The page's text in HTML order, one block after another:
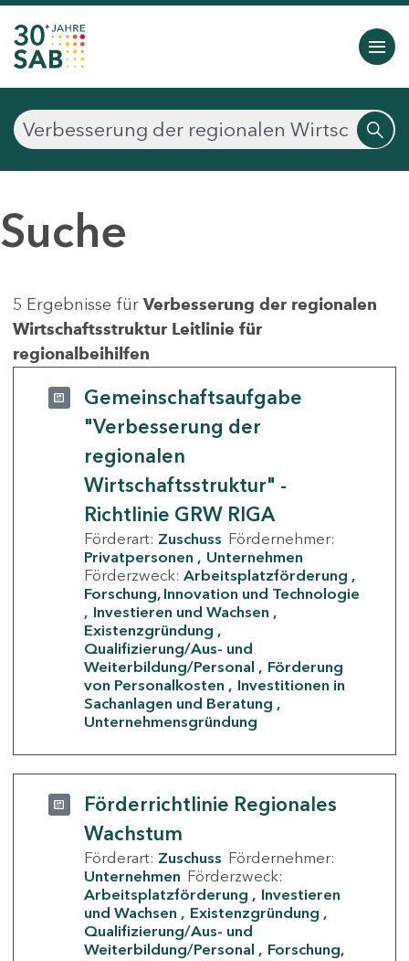
Suche
5 Ergebnisse für Verbesserung der regionalen
Wirtschaftsstruktur Leitlinie für
regionalbeihilfen
Gemeinschaftsaufgabe
"Verbesserung der
regionalen
Wirtschaftsstruktur" -
Richtlinie GRW RIGA
Förderart: Zuschuss Fördernehmer:
Privatpersonen
Unternehmen
Förderzweck: Arbeitsplatzförderung
Forschung, Innovation und Technologie
Investieren und Wachsen
Existenzgründung
Qualifizierung/Aus- und
Weiterbildung/Personal
Förderung
von Personalkosten
Investitionen in
Sachanlagen und Beratung
Unternehmensgründung
Förderrichtlinie Regionales
Wachstum
Förderart: Zuschuss Fördernehmer:
Unternehmen Förderzweck:
Arbeitsplatzförderung
Investieren
und Wachsen
Existenzgründung
Qualifizierung/Aus- und
Weiterbildung/Personal
Forschung,